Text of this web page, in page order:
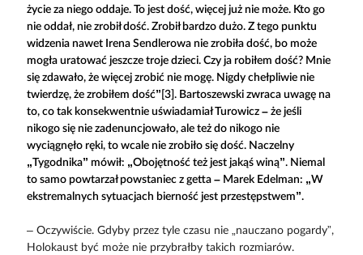
życie za niego oddaje. To jest dość, więcej już nie może. Kto go
nie oddał, nie zrobił dość. Zrobił bardzo dużo. Z tego punktu
widzenia nawet Irena Sendlerowa nie zrobiła dość, bo może
mogła uratować jeszcze troje dzieci. Czy ja robiłem dość? Mnie
się zdawało, że więcej zrobić nie mogę. Nigdy chełpliwie nie
twierdzę, że zrobiłem dość”[3]. Bartoszewski zwraca uwagę na
to, co tak konsekwentnie uświadamiał Turowicz – że jeśli
nikogo się nie zadenuncjowało, ale też do nikogo nie
wyciągnęło ręki, to wcale nie zrobiło się dość. Naczelny
„Tygodnika” mówił: „Obojętność też jest jakąś winą”. Niemal
to samo powtarzał powstaniec z getta – Marek Edelman: „W
ekstremalnych sytuacjach bierność jest przestępstwem”.
– Oczywiście. Gdyby przez tyle czasu nie „nauczano pogardy”,
Holokaust być może nie przybrałby takich rozmiarów.